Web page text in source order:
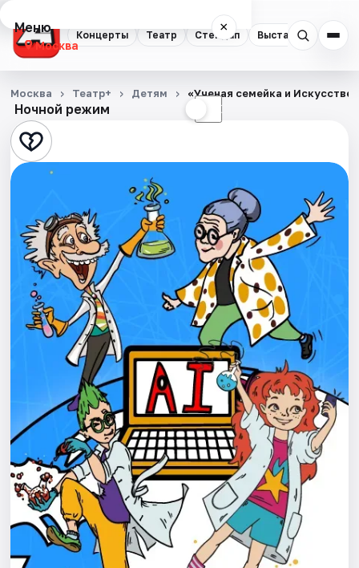
Концерты Театр Стендап Выставки
Меню ×
Москва
Концерты
Театр
Стендап
Квесты
Экскурсии
Спорт
События
Города
Площадки
Артисты
Рейтинги
Ночной режим ☾
Москва Театр+ Детям «Ученая семейка и